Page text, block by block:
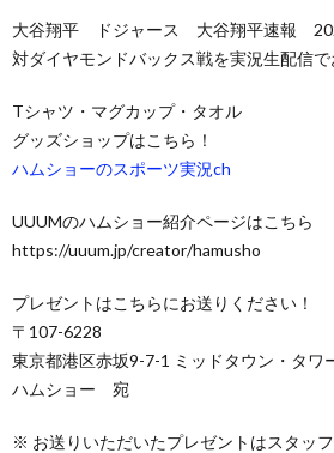
大谷翔平 ドジャース 大谷翔平速報
対ダイヤモンドバックス戦を実況生配信で
Tシャツ・マグカップ・タオル
グッズショップはこちら！
ハムショーのスポーツ実況ch
UUUMのハムショー紹介ページはこちら
https://uuum.jp/creator/hamusho
プレゼントはこちらにお送りください！
〒107-6228
東京都港区赤坂9-7-1 ミッドタウン・タワ
ハムショー 宛
※ お送りいただいたプレゼントはスタッ